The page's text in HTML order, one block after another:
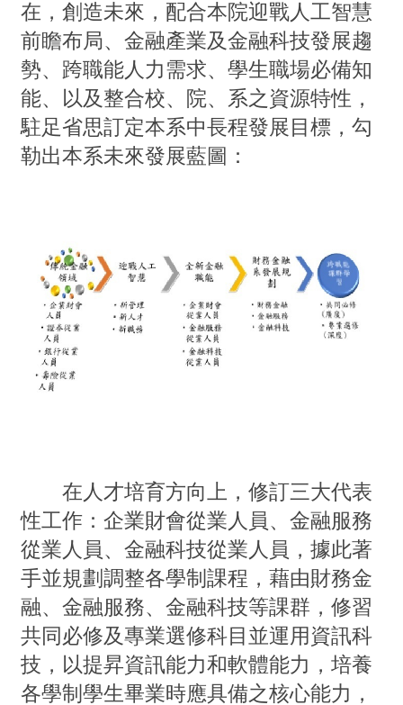
在，創造未來，配合本院迎戰人工智慧
前瞻布局、金融產業及金融科技發展趨
勢、跨職能人力需求、學生職場必備知
能、以及整合校、院、系之資源特性，
駐足省思訂定本系中長程發展目標，勾
勒出本系未來發展藍圖：
在人才培育方向上，修訂三大代表
性工作：企業財會從業人員、金融服務
從業人員、金融科技從業人員，據此著
手並規劃調整各學制課程，藉由財務金
融、金融服務、金融科技等課群，修習
共同必修及專業選修科目並運用資訊科
技，以提昇資訊能力和軟體能力，培養
各學制學生畢業時應具備之核心能力，